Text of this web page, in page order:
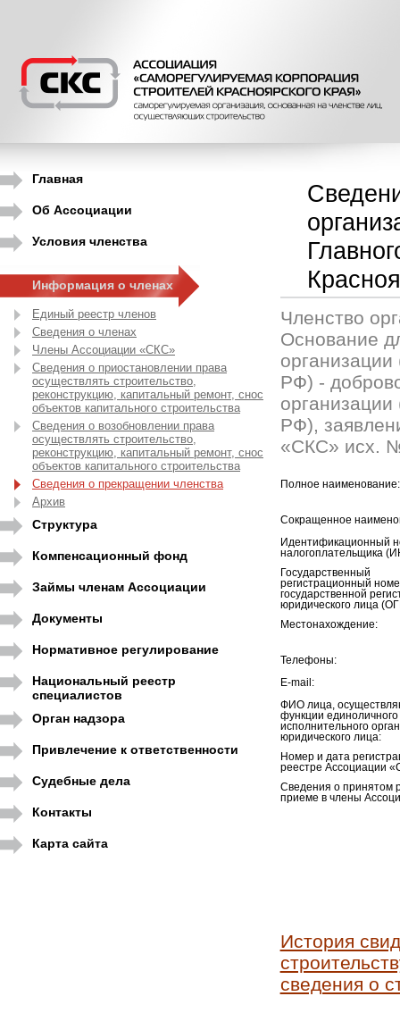
Главная
Об Ассоциации
Условия членства
Информация о членах
Единый реестр членов
Сведения о членах
Члены Ассоциации «СКС»
Сведения о приостановлении права
осуществлять строительство,
реконструкцию, капитальный ремонт, снос
объектов капитального строительства
Сведения о возобновлении права
осуществлять строительство,
реконструкцию, капитальный ремонт, снос
объектов капитального строительства
Сведения о прекращении членства
Архив
Структура
Компенсационный фонд
Займы членам Ассоциации
Документы
Нормативное регулирование
Национальный реестр
специалистов
Орган надзора
Привлечение к ответственности
Судебные дела
Контакты
Карта сайта
Членство
Основание
организации
РФ) -
организации
РФ),
«СКС» исх.
Полное наименование:
Сокращенное
Идентификационный
налогоплательщика
Государственный
регистрационный
государственной
юридического лица
Местонахождение:
Телефоны:
E-mail:
ФИО лица,
функции единоличного
исполнительного
юридического лица:
Номер и дата
реестре Ассоциации
Сведения о принятом
приеме в члены
История
сведения о